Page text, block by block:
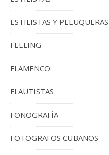
ESTILISTAS Y PELUQUERAS
FEELING
FLAMENCO
FLAUTISTAS
FONOGRAFÍA
FOTOGRAFOS CUBANOS